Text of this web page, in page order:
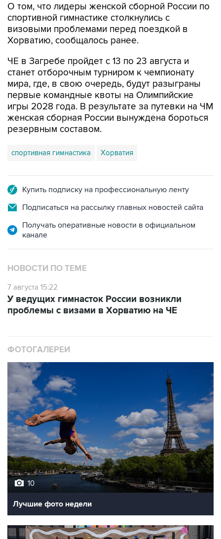
О том, что лидеры женской сборной России по
спортивной гимнастике столкнулись с
визовыми проблемами перед поездкой в
Хорватию, сообщалось ранее.
ЧЕ в Загребе пройдет с 13 по 23 августа и
станет отборочным турниром к чемпионату
мира, где, в свою очередь, будут разыграны
первые командные квоты на Олимпийские
игры 2028 года. В результате за путевки на ЧМ
женская сборная России вынуждена бороться
резервным составом.
спортивная гимнастика Хорватия
Купить подписку на профессиональную ленту
Подписаться на рассылку главных новостей сайта
Получать оперативные новости в официальном
канале
НОВОСТИ ПО ТЕМЕ
7 августа 15:22
У ведущих гимнасток России возникли
проблемы с визами в Хорватию на ЧЕ
ФОТОГАЛЕРЕИ
10
Лучшие фото недели